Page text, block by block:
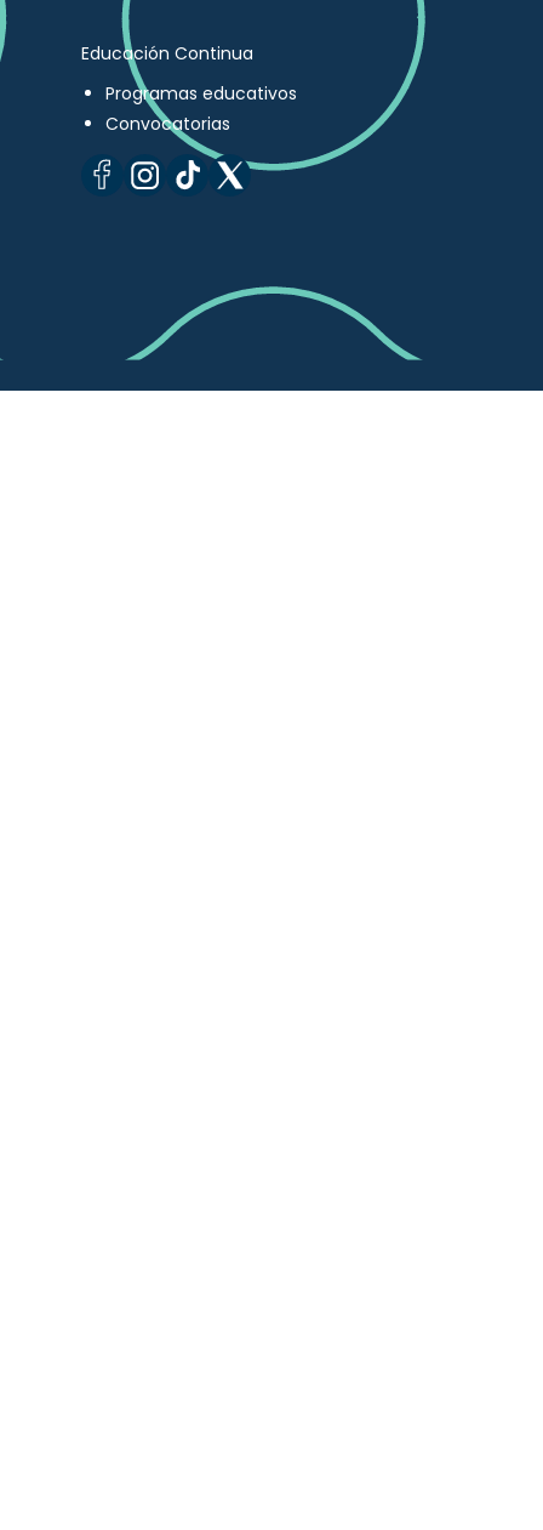
Educación Continua
Programas educativos
Convocatorias